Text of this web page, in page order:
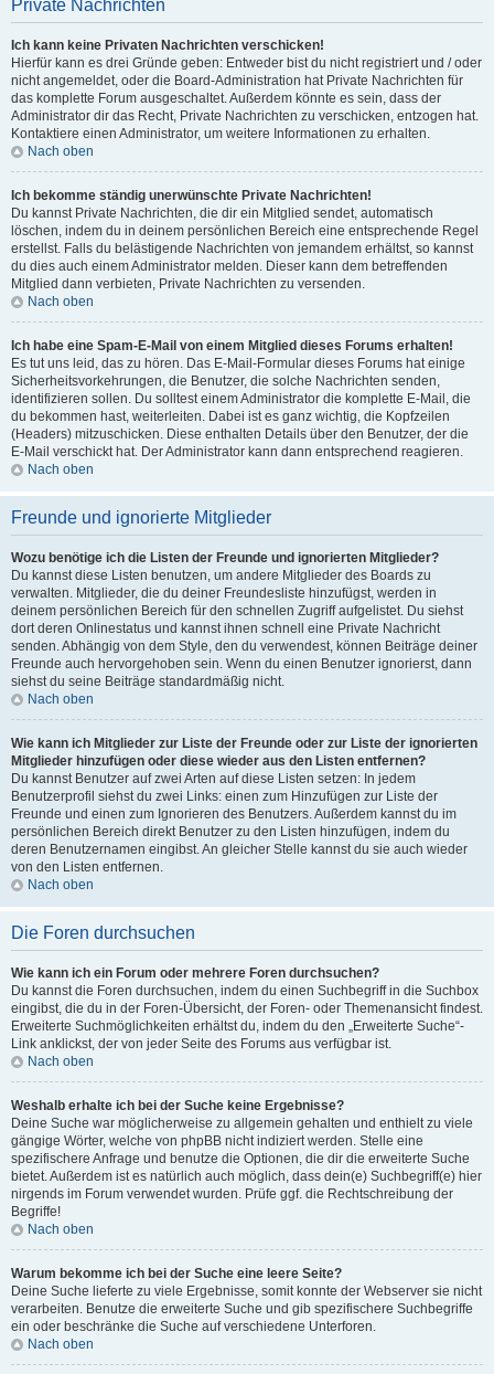
Private Nachrichten
Ich kann keine Privaten Nachrichten verschicken!
Hierfür kann es drei Gründe geben: Entweder bist du nicht registriert und / oder
nicht angemeldet, oder die Board-Administration hat Private Nachrichten für
das komplette Forum ausgeschaltet. Außerdem könnte es sein, dass der
Administrator dir das Recht, Private Nachrichten zu verschicken, entzogen hat.
Kontaktiere einen Administrator, um weitere Informationen zu erhalten.
Nach oben
Ich bekomme ständig unerwünschte Private Nachrichten!
Du kannst Private Nachrichten, die dir ein Mitglied sendet, automatisch
löschen, indem du in deinem persönlichen Bereich eine entsprechende Regel
erstellst. Falls du belästigende Nachrichten von jemandem erhältst, so kannst
du dies auch einem Administrator melden. Dieser kann dem betreffenden
Mitglied dann verbieten, Private Nachrichten zu versenden.
Nach oben
Ich habe eine Spam-E-Mail von einem Mitglied dieses Forums erhalten!
Es tut uns leid, das zu hören. Das E-Mail-Formular dieses Forums hat einige
Sicherheitsvorkehrungen, die Benutzer, die solche Nachrichten senden,
identifizieren sollen. Du solltest einem Administrator die komplette E-Mail, die
du bekommen hast, weiterleiten. Dabei ist es ganz wichtig, die Kopfzeilen
(Headers) mitzuschicken. Diese enthalten Details über den Benutzer, der die
E-Mail verschickt hat. Der Administrator kann dann entsprechend reagieren.
Nach oben
Freunde und ignorierte Mitglieder
Wozu benötige ich die Listen der Freunde und ignorierten Mitglieder?
Du kannst diese Listen benutzen, um andere Mitglieder des Boards zu
verwalten. Mitglieder, die du deiner Freundesliste hinzufügst, werden in
deinem persönlichen Bereich für den schnellen Zugriff aufgelistet. Du siehst
dort deren Onlinestatus und kannst ihnen schnell eine Private Nachricht
senden. Abhängig von dem Style, den du verwendest, können Beiträge deiner
Freunde auch hervorgehoben sein. Wenn du einen Benutzer ignorierst, dann
siehst du seine Beiträge standardmäßig nicht.
Nach oben
Wie kann ich Mitglieder zur Liste der Freunde oder zur Liste der ignorierten
Mitglieder hinzufügen oder diese wieder aus den Listen entfernen?
Du kannst Benutzer auf zwei Arten auf diese Listen setzen: In jedem
Benutzerprofil siehst du zwei Links: einen zum Hinzufügen zur Liste der
Freunde und einen zum Ignorieren des Benutzers. Außerdem kannst du im
persönlichen Bereich direkt Benutzer zu den Listen hinzufügen, indem du
deren Benutzernamen eingibst. An gleicher Stelle kannst du sie auch wieder
von den Listen entfernen.
Nach oben
Die Foren durchsuchen
Wie kann ich ein Forum oder mehrere Foren durchsuchen?
Du kannst die Foren durchsuchen, indem du einen Suchbegriff in die Suchbox
eingibst, die du in der Foren-Übersicht, der Foren- oder Themenansicht findest.
Erweiterte Suchmöglichkeiten erhältst du, indem du den „Erweiterte Suche“-
Link anklickst, der von jeder Seite des Forums aus verfügbar ist.
Nach oben
Weshalb erhalte ich bei der Suche keine Ergebnisse?
Deine Suche war möglicherweise zu allgemein gehalten und enthielt zu viele
gängige Wörter, welche von phpBB nicht indiziert werden. Stelle eine
spezifischere Anfrage und benutze die Optionen, die dir die erweiterte Suche
bietet. Außerdem ist es natürlich auch möglich, dass dein(e) Suchbegriff(e) hier
nirgends im Forum verwendet wurden. Prüfe ggf. die Rechtschreibung der
Begriffe!
Nach oben
Warum bekomme ich bei der Suche eine leere Seite?
Deine Suche lieferte zu viele Ergebnisse, somit konnte der Webserver sie nicht
verarbeiten. Benutze die erweiterte Suche und gib spezifischere Suchbegriffe
ein oder beschränke die Suche auf verschiedene Unterforen.
Nach oben